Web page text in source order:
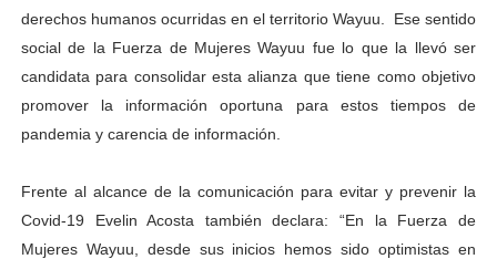
derechos humanos ocurridas en el territorio Wayuu. Ese sentido
social de la Fuerza de Mujeres Wayuu fue lo que la llevó ser
candidata para consolidar esta alianza que tiene como objetivo
promover la información oportuna para estos tiempos de
pandemia y carencia de información.
Frente al alcance de la comunicación para evitar y prevenir la
Covid-19 Evelin Acosta también declara: “En la Fuerza de
Mujeres Wayuu, desde sus inicios hemos sido optimistas en